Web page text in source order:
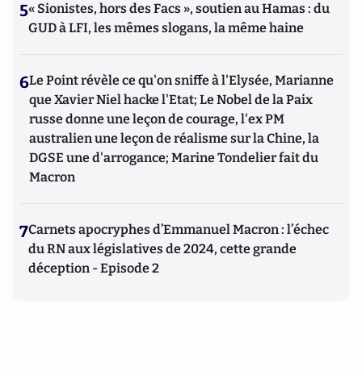
5« Sionistes, hors des Facs », soutien au Hamas : du
GUD à LFI, les mêmes slogans, la même haine
6Le Point révèle ce qu'on sniffe à l'Elysée, Marianne
que Xavier Niel hacke l'Etat; Le Nobel de la Paix
russe donne une leçon de courage, l'ex PM
australien une leçon de réalisme sur la Chine, la
DGSE une d'arrogance; Marine Tondelier fait du
Macron
7Carnets apocryphes d’Emmanuel Macron : l’échec
du RN aux législatives de 2024, cette grande
déception - Episode 2